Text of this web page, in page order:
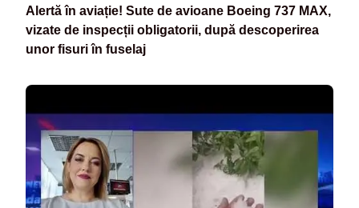
Alertă în aviație! Sute de avioane Boeing 737 MAX,
vizate de inspecții obligatorii, după descoperirea
unor fisuri în fuselaj